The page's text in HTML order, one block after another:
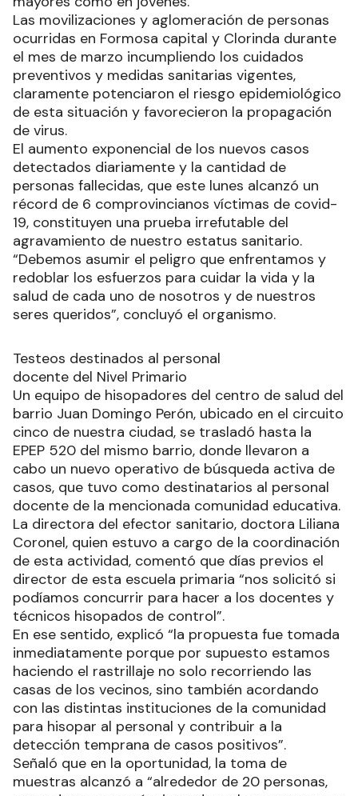
Las movilizaciones y aglomeración de personas
ocurridas en Formosa capital y Clorinda durante
el mes de marzo incumpliendo los cuidados
preventivos y medidas sanitarias vigentes,
claramente potenciaron el riesgo epidemiológico
de esta situación y favorecieron la propagación
de virus.
El aumento exponencial de los nuevos casos
detectados diariamente y la cantidad de
personas fallecidas, que este lunes alcanzó un
récord de 6 comprovincianos víctimas de covid-
19, constituyen una prueba irrefutable del
agravamiento de nuestro estatus sanitario.
“Debemos asumir el peligro que enfrentamos y
redoblar los esfuerzos para cuidar la vida y la
salud de cada uno de nosotros y de nuestros
seres queridos”, concluyó el organismo.
Testeos destinados al personal
docente del Nivel Primario
Un equipo de hisopadores del centro de salud del
barrio Juan Domingo Perón, ubicado en el circuito
cinco de nuestra ciudad, se trasladó hasta la
EPEP 520 del mismo barrio, donde llevaron a
cabo un nuevo operativo de búsqueda activa de
casos, que tuvo como destinatarios al personal
docente de la mencionada comunidad educativa.
La directora del efector sanitario, doctora Liliana
Coronel, quien estuvo a cargo de la coordinación
de esta actividad, comentó que días previos el
director de esta escuela primaria “nos solicitó si
podíamos concurrir para hacer a los docentes y
técnicos hisopados de control”.
En ese sentido, explicó “la propuesta fue tomada
inmediatamente porque por supuesto estamos
haciendo el rastrillaje no solo recorriendo las
casas de los vecinos, sino también acordando
con las distintas instituciones de la comunidad
para hisopar al personal y contribuir a la
detección temprana de casos positivos”.
Señaló que en la oportunidad, la toma de
muestras alcanzó a “alrededor de 20 personas,